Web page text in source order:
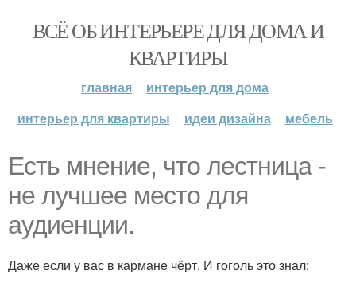
ВСЁ ОБ ИНТЕРЬЕРЕ ДЛЯ ДОМА И
КВАРТИРЫ
главная
интерьер для дома
интерьер для квартиры
идеи дизайна мебель
Есть мнение, что лестница -
не лучшее место для
аудиенции.
Даже если у вас в кармане чёрт. И гоголь это знал: